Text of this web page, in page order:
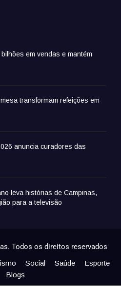
em vendas e mantém
transformam refeições em
anuncia curadores das
leva histórias de Campinas,
para a televisão
Todos os direitos reservados
Social Saúde
Esporte
Blogs